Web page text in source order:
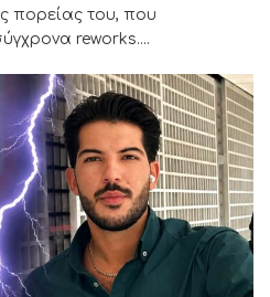
πορείας του, που
reworks....